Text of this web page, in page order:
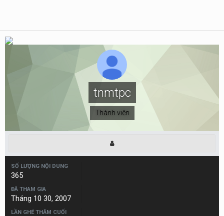
tnmtpc
Thành viên
SỐ LƯỢNG NỘI DUNG
365
ĐÃ THAM GIA
Tháng 10 30, 2007
LẦN GHÉ THĂM CUỐI